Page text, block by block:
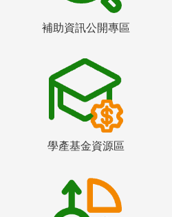
補助資訊公開專區
學產基金資源區